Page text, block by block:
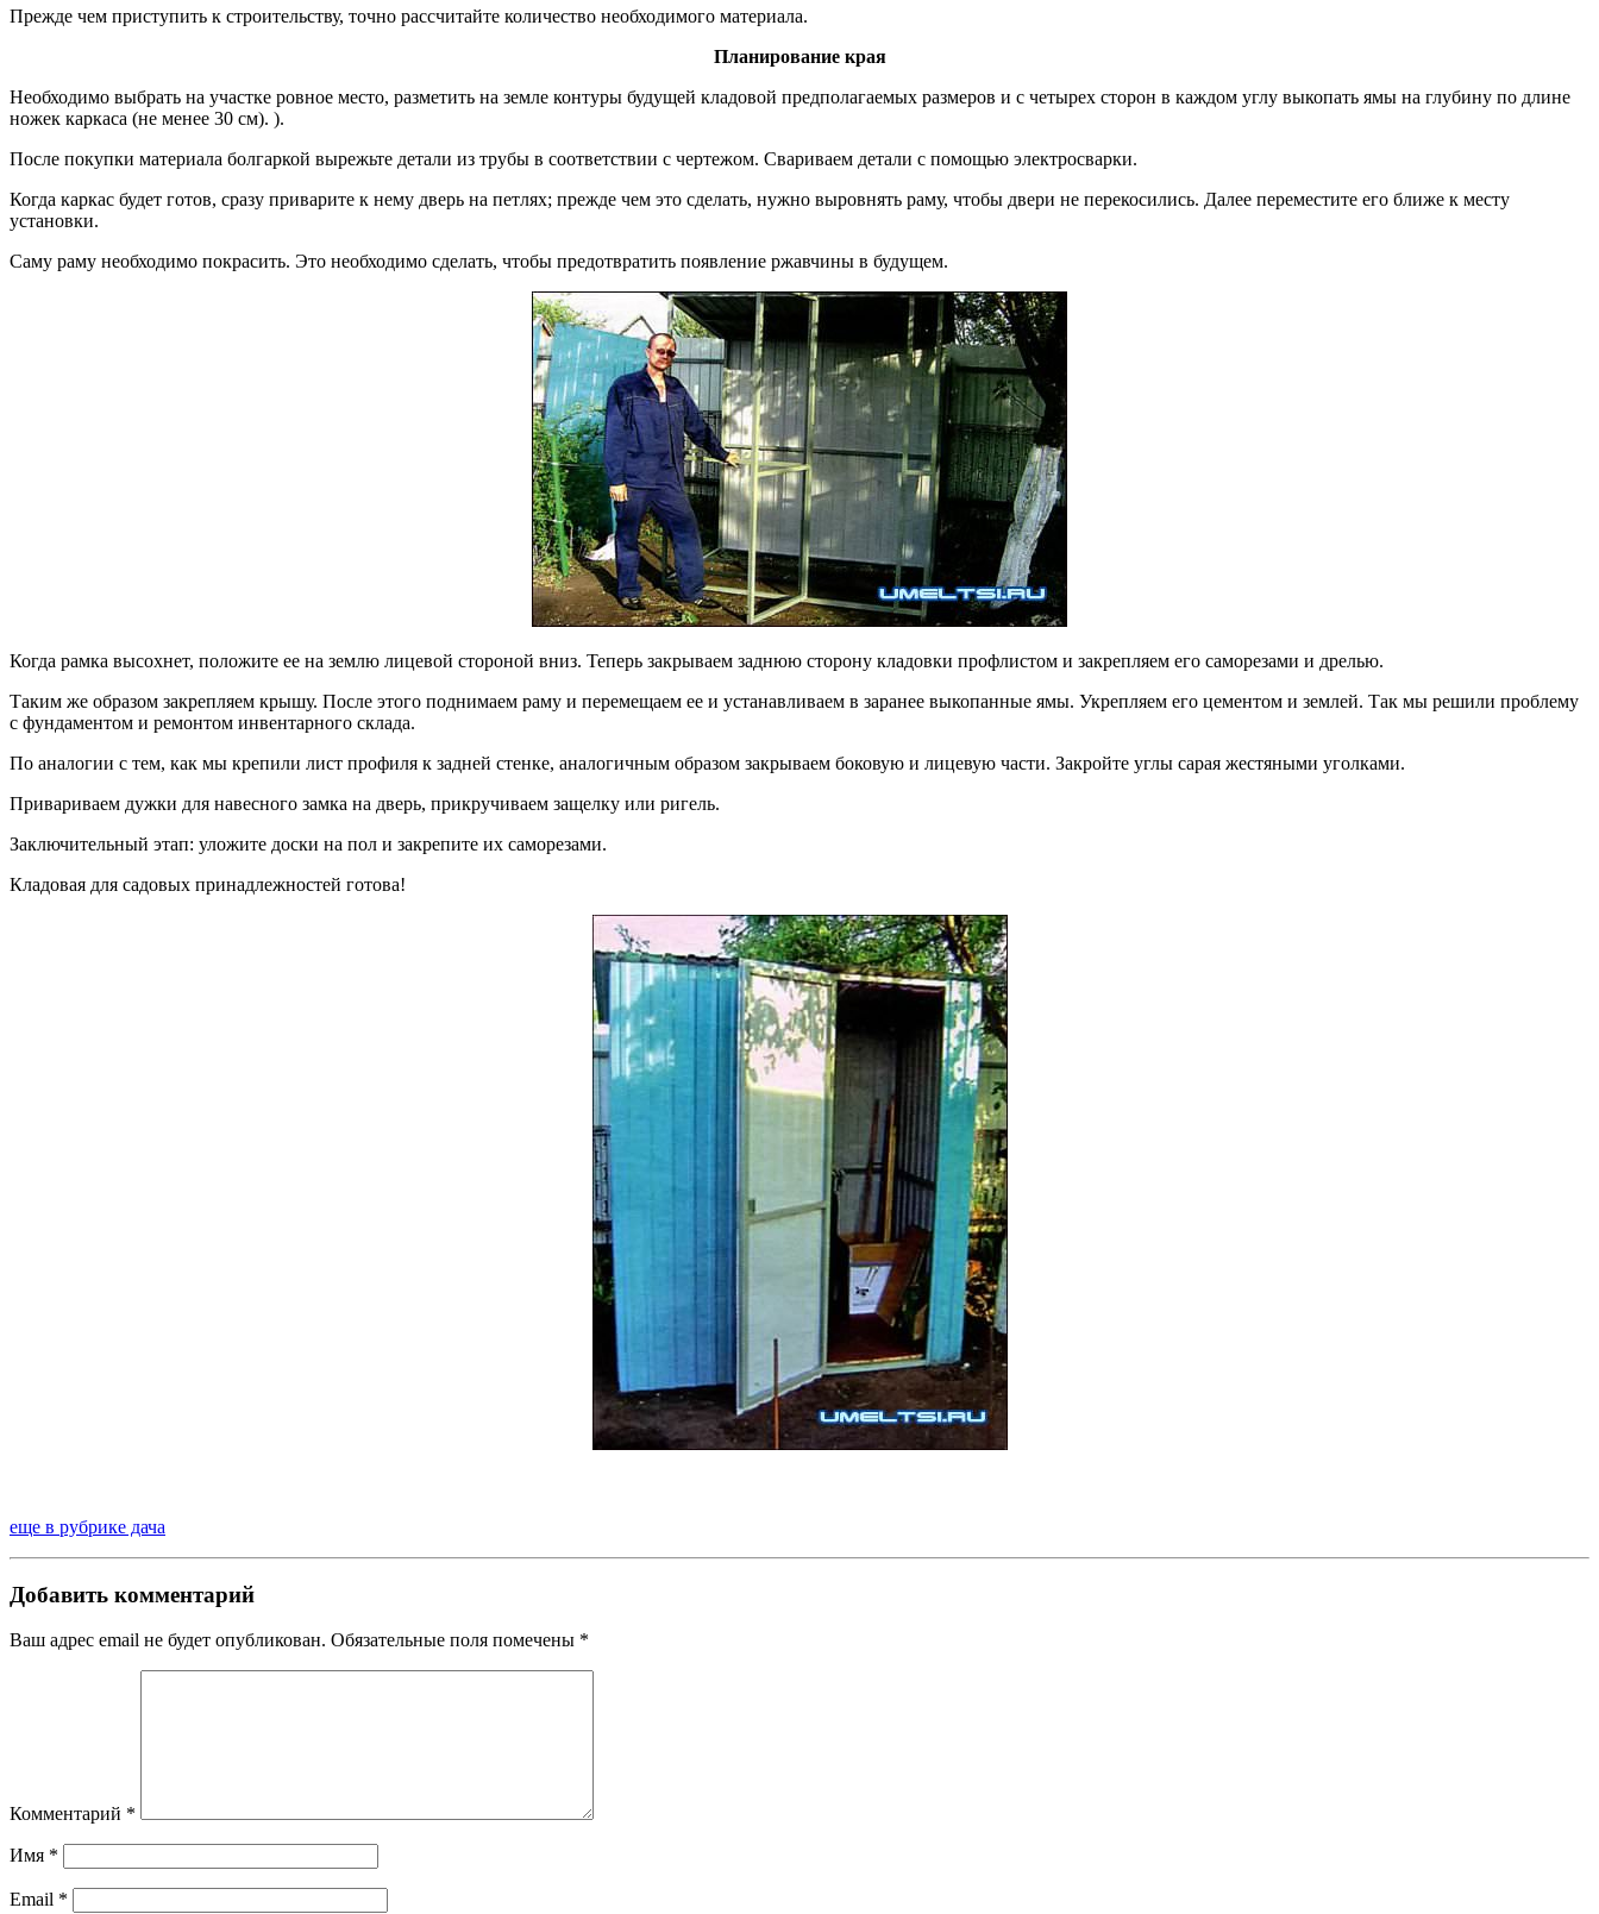
Прежде чем приступить к строительству, точно рассчитайте количество необходимого материала.
Планирование края
Необходимо выбрать на участке ровное место, разметить на земле контуры будущей кладовой предполагаемых размеров и с четырех сторон в каждом углу выкопать ямы на глубину по длине
ножек каркаса (не менее 30 см). ).
После покупки материала болгаркой вырежьте детали из трубы в соответствии с чертежом. Свариваем детали с помощью электросварки.
Когда каркас будет готов, сразу приварите к нему дверь на петлях; прежде чем это сделать, нужно выровнять раму, чтобы двери не перекосились. Далее переместите его ближе к месту
установки.
Саму раму необходимо покрасить. Это необходимо сделать, чтобы предотвратить появление ржавчины в будущем.
Когда рамка высохнет, положите ее на землю лицевой стороной вниз. Теперь закрываем заднюю сторону кладовки профлистом и закрепляем его саморезами и дрелью.
Таким же образом закрепляем крышу. После этого поднимаем раму и перемещаем ее и устанавливаем в заранее выкопанные ямы. Укрепляем его цементом и землей. Так мы решили проблему
с фундаментом и ремонтом инвентарного склада.
По аналогии с тем, как мы крепили лист профиля к задней стенке, аналогичным образом закрываем боковую и лицевую части. Закройте углы сарая жестяными уголками.
Привариваем дужки для навесного замка на дверь, прикручиваем защелку или ригель.
Заключительный этап: уложите доски на пол и закрепите их саморезами.
Кладовая для садовых принадлежностей готова!
еще в рубрике дача
Добавить комментарий
Ваш адрес email не будет опубликован. Обязательные поля помечены *
Комментарий *
Имя *
Email *